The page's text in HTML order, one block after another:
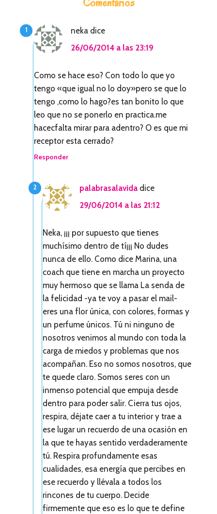
neka dice
26/06/2014 a las 23:19
Como se hace eso? Con todo lo que yo
tengo «que igual no lo doy»pero se que lo
tengo ,como lo hago?es tan bonito lo que
leo que no se ponerlo en practica.me
hacecfalta mirar para adentro? O es que mi
receptor esta cerrado?
Responder
palabrasalavida dice
29/06/2014 a las 21:12
Neka, ¡¡¡ por supuesto que tienes
muchísimo dentro de tí¡¡¡ No dudes
nunca de ello. Como dice Marina, una
coach que tiene en marcha un proyecto
muy hermoso que se llama La senda de
la felicidad -ya te voy a pasar el mail-
eres una flor única, con colores, formas y
un perfume únicos. Tú ni ninguno de
nosotros venimos al mundo con toda la
carga de miedos y problemas que nos
acompañan. Eso no somos nosotros, que
te quede claro. Somos seres con un
inmenso potencial que empuja desde
dentro para poder salir. Cierra tus ojos,
respira, déjate caer a tu interior y trae a
ese lugar un recuerdo de una ocasión en
la que te hayas sentido verdaderamente
tú. Respira profundamente esas
cualidades, esa energía que percibes en
ese recuerdo y llévala a todos los
rincones de tu cuerpo. Decide
firmemente que eso es lo que te define